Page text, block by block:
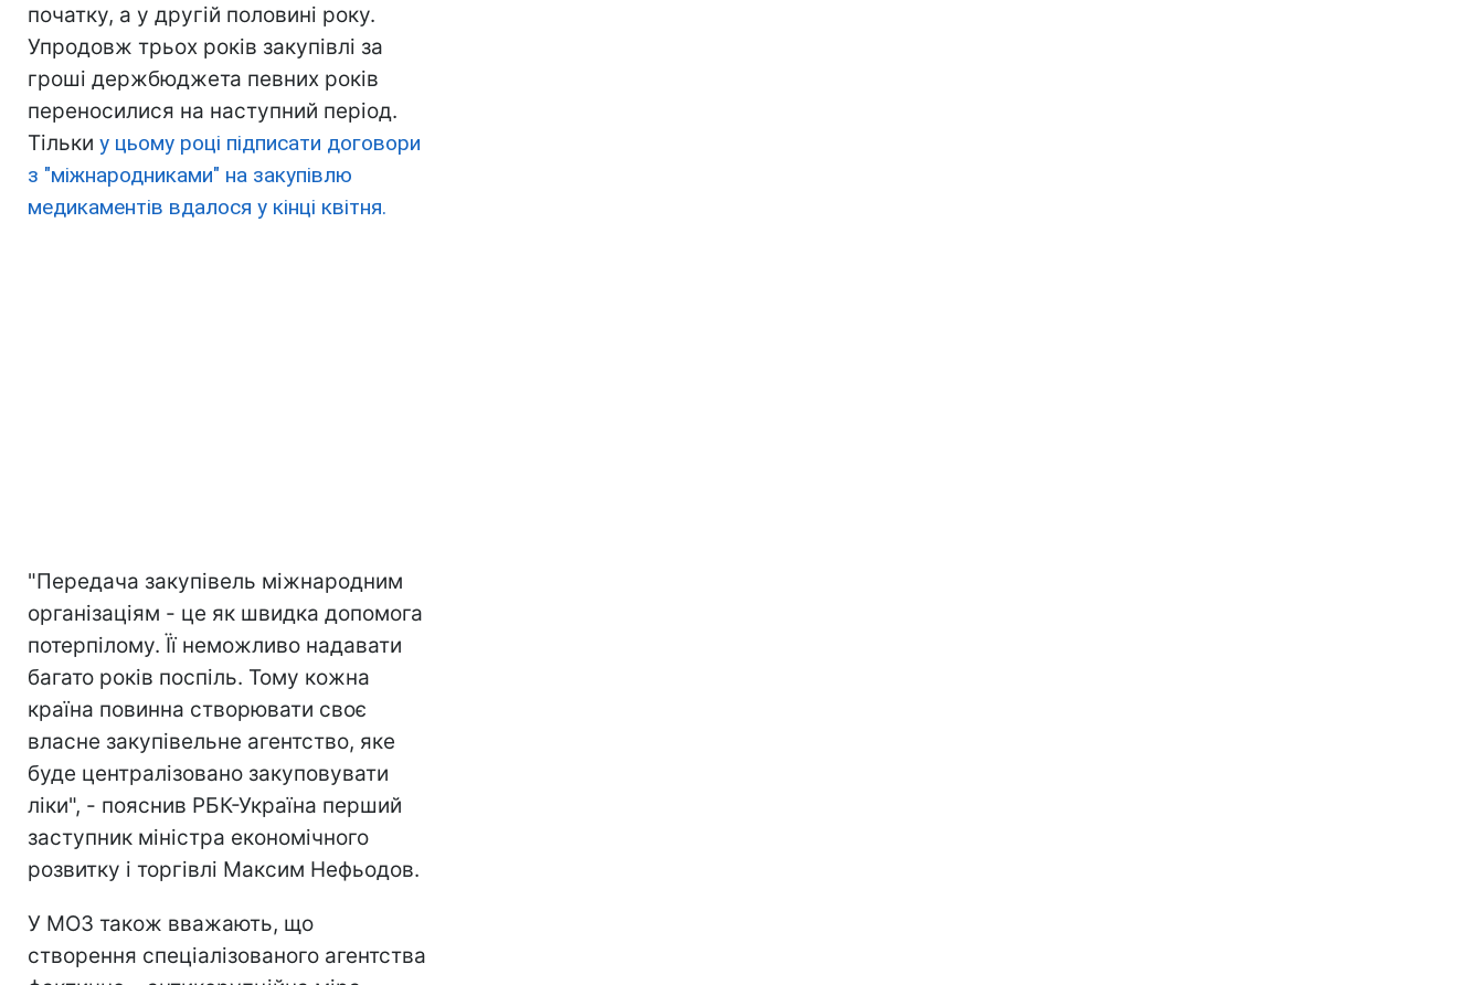
початку, а у другій половині року.
Упродовж трьох років закупівлі за
гроші держбюджета певних років
переносилися на наступний період.
Тільки у цьому році підписати договори
з "міжнародниками" на закупівлю
медикаментів вдалося у кінці квітня.
"Передача закупівель міжнародним
організаціям - це як швидка допомога
потерпілому. Її неможливо надавати
багато років поспіль. Тому кожна
країна повинна створювати своє
власне закупівельне агентство, яке
буде централізовано закуповувати
ліки", - пояснив РБК-Україна перший
заступник міністра економічного
розвитку і торгівлі Максим Нефьодов.
У МОЗ також вважають, що
створення спеціалізованого агентства